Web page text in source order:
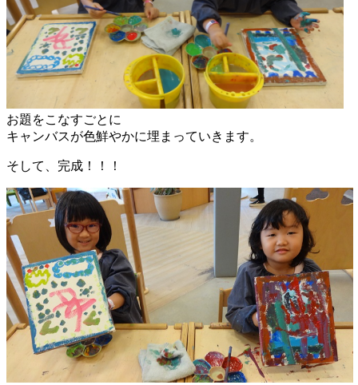
お題をこなすごとに
キャンバスが色鮮やかに埋まっていきます。
そして、完成！！！